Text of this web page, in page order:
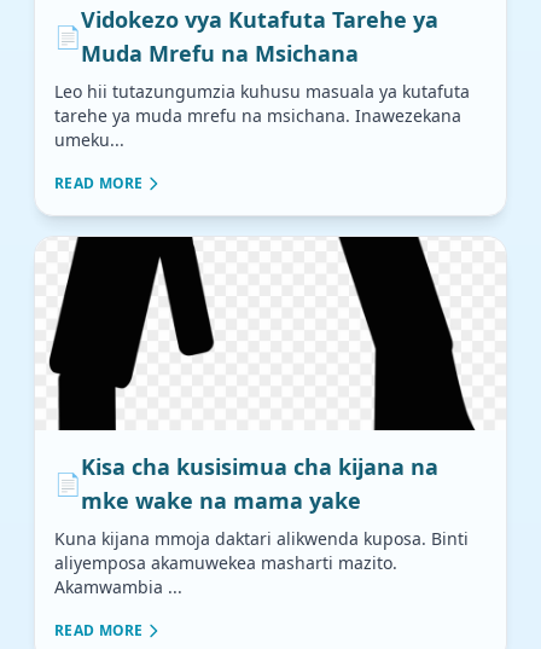
📄
Vidokezo vya Kutafuta Tarehe ya
Muda Mrefu na Msichana
Leo hii tutazungumzia kuhusu masuala ya kutafuta
tarehe ya muda mrefu na msichana. Inawezekana
umeku...
READ MORE
📄
Kisa cha kusisimua cha kijana na
mke wake na mama yake
Kuna kijana mmoja daktari alikwenda kuposa. Binti
aliyemposa akamuwekea masharti mazito.
Akamwambia ...
READ MORE